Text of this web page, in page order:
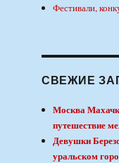
Фестивали,
СВЕЖИЕ
Москва
путешествие
Девушки
уральском